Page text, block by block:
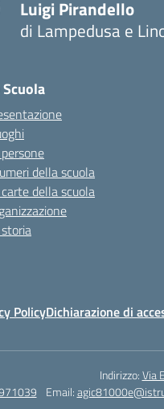
Luigi Pirandello
di Lampedusa e
Scuola
della scuola
della scuola
PolicyDichiarazione di
Indirizzo:Via
Email: